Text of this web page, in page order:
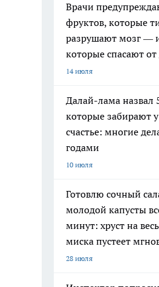
Врачи
фруктов, которые
разрушают мозг —
которые спасают
14 июля
Далай-лама назвал
которые забирают
счастье: многие
годами
10 июля
Готовлю сочный
молодой капусты
минут: хруст на
миска пустеет
28 июля